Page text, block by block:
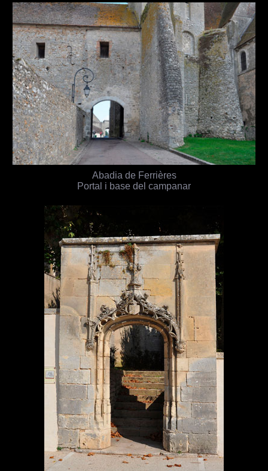
Abadia de Ferrières
Portal i base del campanar